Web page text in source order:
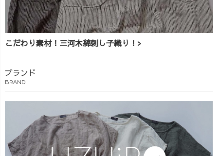
こだわり素材！三河木綿刺し子織り！>
ブランド
BRAND